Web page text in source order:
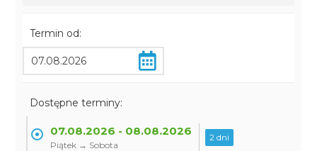
Termin od:
Dostępne terminy:
07.08.2026 - 08.08.2026
Piątek → Sobota
2 dni